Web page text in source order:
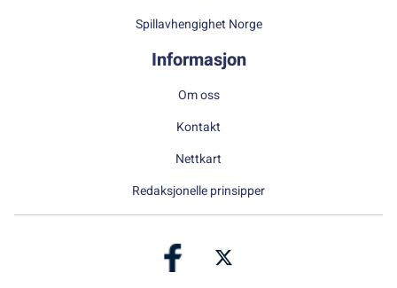
Spillavhengighet Norge
Informasjon
Om oss
Kontakt
Nettkart
Redaksjonelle prinsipper